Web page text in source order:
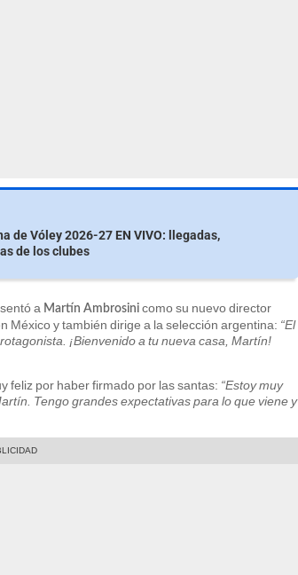
de Vóley 2026-27 EN VIVO: llegadas,
de los clubes
a Martín Ambrosini como su nuevo director
México y también dirige a la selección argentina: “El
¡Bienvenido a tu nueva casa, Martín!
feliz por haber firmado por las santas: “Estoy muy
Tengo grandes expectativas para lo que viene y